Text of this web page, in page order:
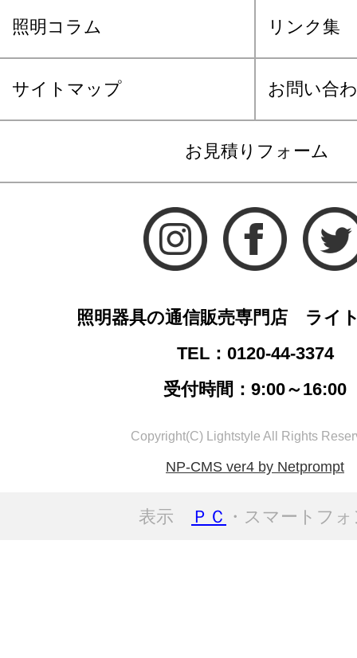
照明コラム リンク集
サイトマップ お問い合
お見積りフォーム
照明器具の通信販売専門店 ライ
TEL：0120-44-3374
受付時間：9:00～16:00
Copyright(C) Lightstyle All Rights
NP-CMS ver4 by Netprompt
表示 ＰＣ ・スマートフ